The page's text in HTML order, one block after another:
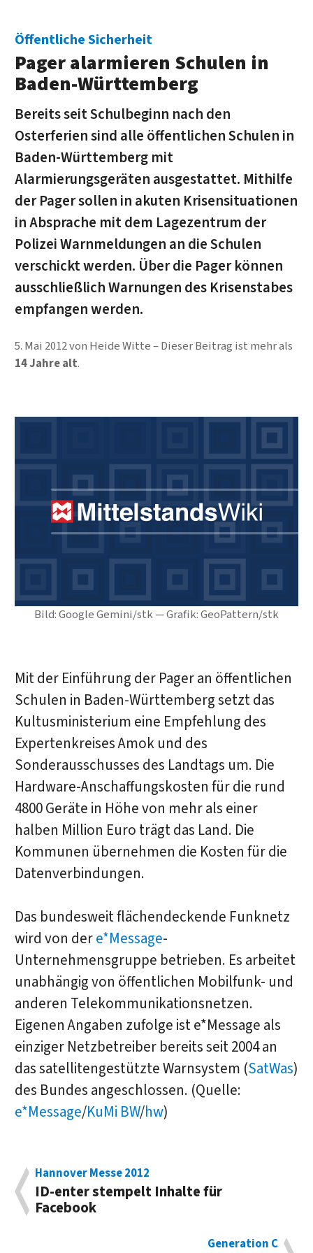
Bild: Google Gemini/stk — Grafik: GeoPattern/stk
Öffentliche Sicherheit
Pager alarmieren Schulen in
Baden-Württemberg
Bereits seit Schulbeginn nach den
Osterferien sind alle öffentlichen Schulen in
Baden-Württemberg mit
Alarmierungsgeräten ausgestattet. Mithilfe
der Pager sollen in akuten Krisensituationen
in Absprache mit dem Lagezentrum der
Polizei Warnmeldungen an die Schulen
verschickt werden. Über die Pager können
ausschließlich Warnungen des Krisenstabes
empfangen werden.
5. Mai 2012von Heide Witte
Dieser Beitrag ist mehr als
14 Jahre alt.
Mit der Einführung der Pager an öffentlichen
Schulen in Baden-Württemberg setzt das
Kultusministerium eine Empfehlung des
Expertenkreises Amok und des
Sonderausschusses des Landtags um. Die
Hardware-Anschaffungskosten für die rund
4800 Geräte in Höhe von mehr als einer
halben Million Euro trägt das Land. Die
Kommunen übernehmen die Kosten für die
Datenverbindungen.
Das bundesweit flächendeckende Funknetz
wird von dere*Message-
Unternehmensgruppe betrieben. Es arbeitet
unabhängig von öffentlichen Mobilfunk- und
anderen Telekommunikationsnetzen.
Eigenen Angaben zufolge ist e*Message als
einziger Netzbetreiber bereits seit 2004 an
das satellitengestützte Warnsystem (SatWas)
des Bundes angeschlossen. (Quelle:
e*Message/KuMi BW/hw)
Hannover Messe 2012
ID-enter stempelt Inhalte für
Facebook
Generation C